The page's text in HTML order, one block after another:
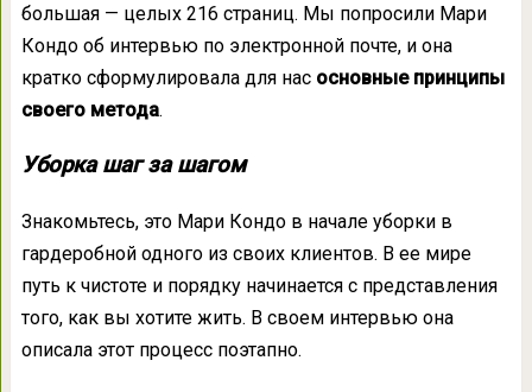
большая — целых 216 страниц. Мы попросили Мари
Кондо об интервью по электронной почте, и она
кратко сформулировала для нас основные принципы
своего метода.
Уборка шаг за шагом
Знакомьтесь, это Мари Кондо в начале уборки в
гардеробной одного из своих клиентов. В ее мире
путь к чистоте и порядку начинается с представления
того, как вы хотите жить. В своем интервью она
описала этот процесс поэтапно.